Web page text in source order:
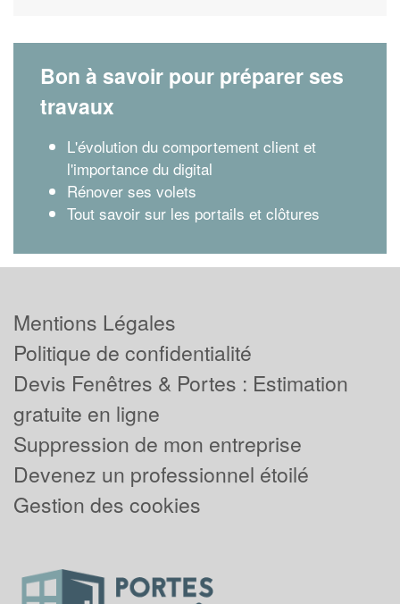
Bon à savoir pour préparer ses
travaux
L'évolution du comportement client et
l'importance du digital
Rénover ses volets
Tout savoir sur les portails et clôtures
Mentions Légales
Politique de confidentialité
Devis Fenêtres & Portes : Estimation
gratuite en ligne
Suppression de mon entreprise
Devenez un professionnel étoilé
Gestion des cookies